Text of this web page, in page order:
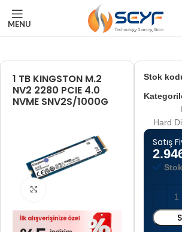
MENU
1 TB KINGSTON M.2
NV2 2280 PCIE 4.0
NVME SNV2S/1000G
Stok
Hard
Satış